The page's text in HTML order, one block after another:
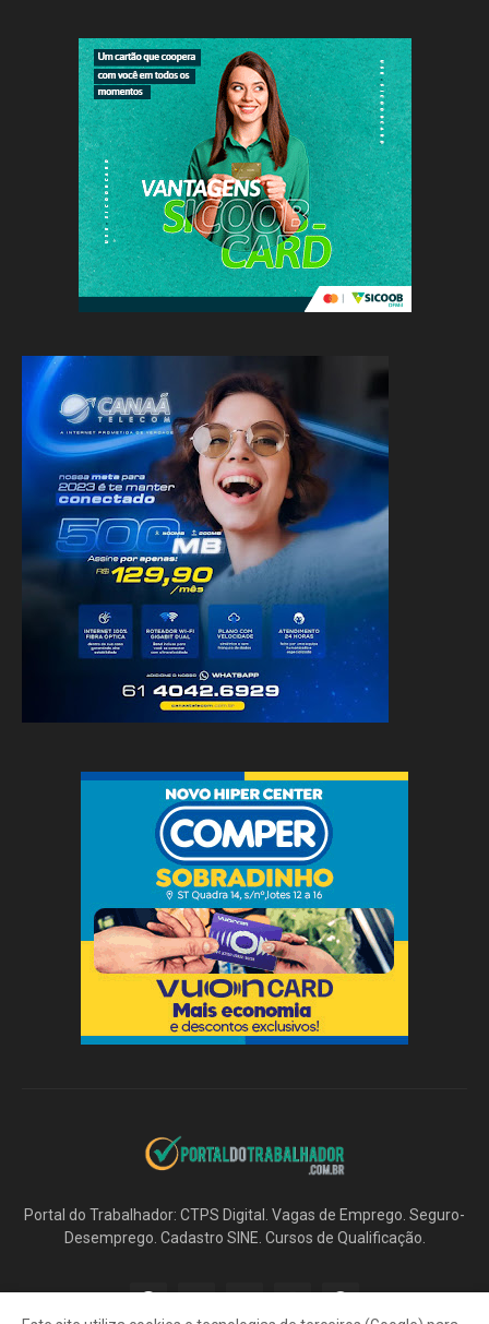
Portal do Trabalhador: CTPS Digital. Vagas de Emprego. Seguro-
Desemprego. Cadastro SINE. Cursos de Qualificação.